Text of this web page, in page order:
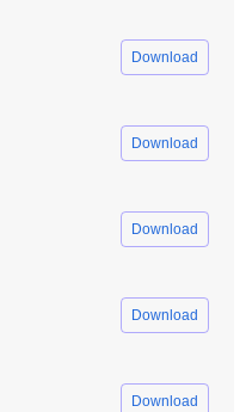
Download
Download
Download
Download
Download